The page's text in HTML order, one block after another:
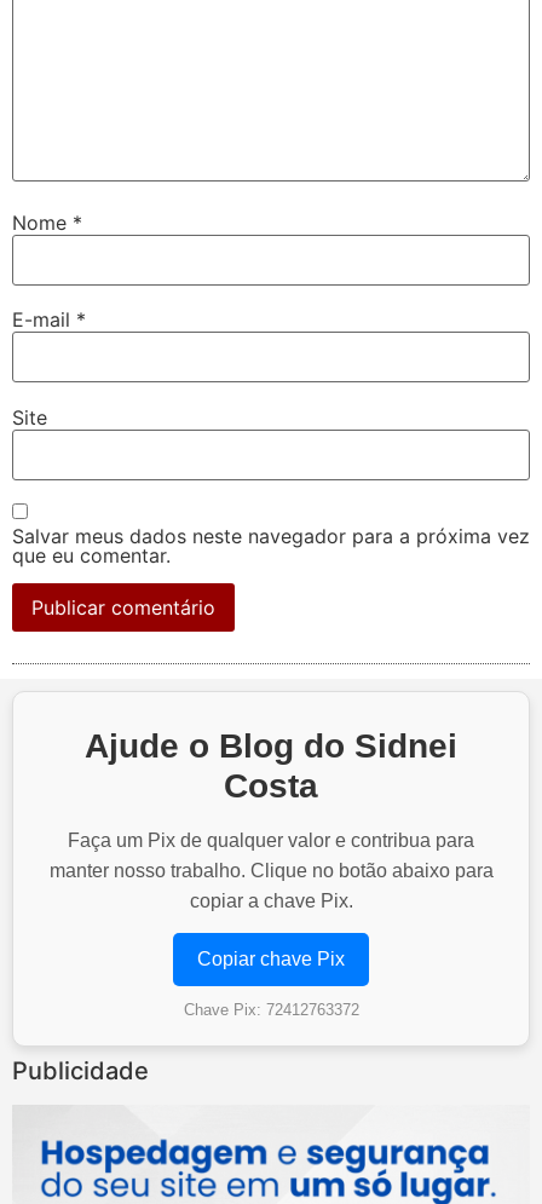
Nome *
E-mail *
Site
Salvar meus dados neste navegador para a próxima vez
que eu comentar.
Ajude o Blog do Sidnei
Costa
Faça um Pix de qualquer valor e contribua para
manter nosso trabalho. Clique no botão abaixo para
copiar a chave Pix.
Copiar chave Pix
Chave Pix: 72412763372
Publicidade